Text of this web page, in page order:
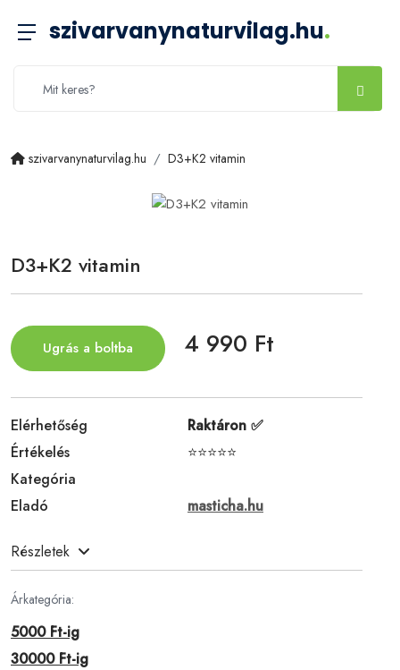
szivarvanynaturvilag.hu.
szivarvanynaturvilag.hu D3+K2 vitamin
D3+K2 vitamin
Ugrás a boltba 4 990 Ft
Elérhetőség
Raktáron ✅
Értékelés
⭐⭐⭐⭐⭐
Kategória
Eladó
masticha.hu
Részletek
Árkategória:
5000 Ft-ig
30000 Ft-ig